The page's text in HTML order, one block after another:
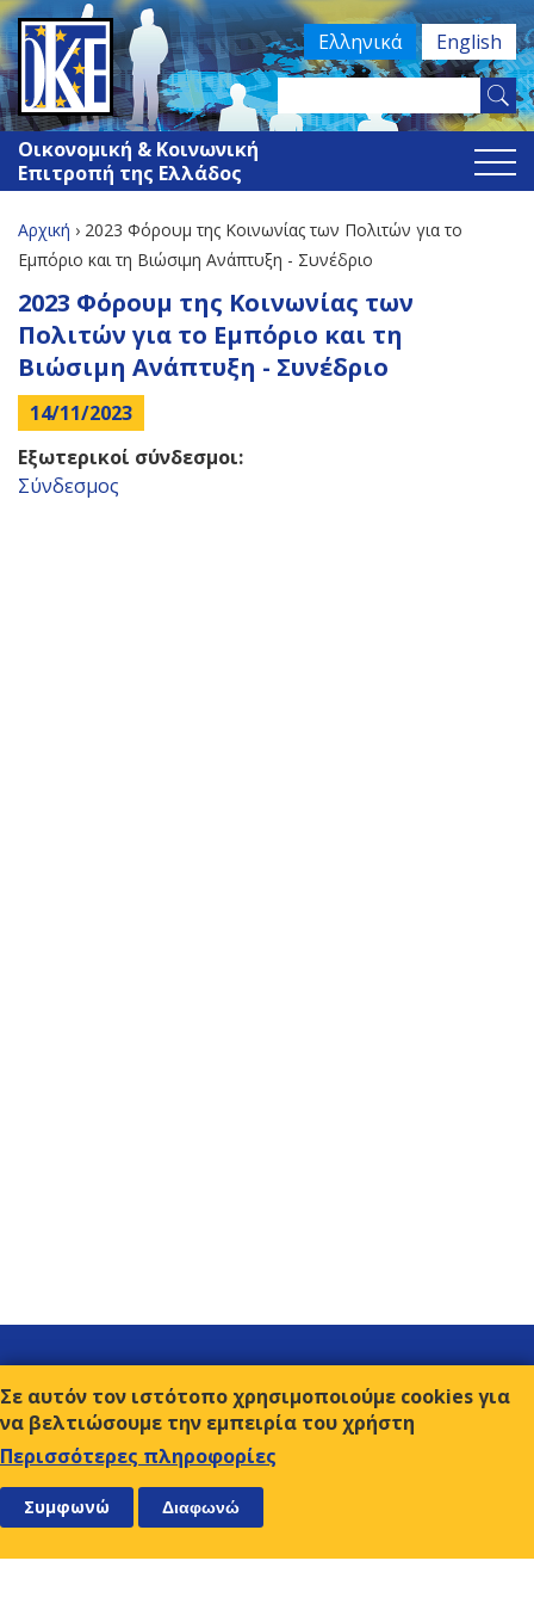
Jump
to
navigation
Οικονομική & Κοινωνική
Επιτροπή της Ελλάδος
Ελληνικά English
Φόρμα
this
Είστε
εδώ
Αρχική › 2023 Φόρουμ της Κοινωνίας των Πολιτών για το
Εμπόριο και τη Βιώσιμη Ανάπτυξη - Συνέδριο
Back
to
top
2023 Φόρουμ της Κοινωνίας των
Πολιτών για το Εμπόριο και τη
Βιώσιμη Ανάπτυξη - Συνέδριο
14/11/2023
Εξωτερικοί σύνδεσμοι:
Σύνδεσμος
Επικοινωνία
Όροι χρήσης
Ο.Κ.Ε.
Σε αυτόν τον ιστότοπο χρησιμοποιούμε cookies για
να βελτιώσουμε την εμπειρία του χρήστη
Περισσότερες πληροφορίες
Συμφωνώ Διαφωνώ